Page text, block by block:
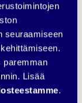
seuraamiseen
paremman
Lisää
.
ja
ja haun
On tärkeää
ovatko he